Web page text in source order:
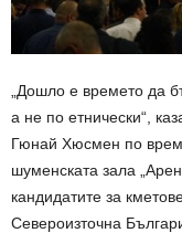
„Дошло е времето да
а не по етнически“,
Гюнай Хюсмен по
шуменската зала
кандидатите за
Североизточна